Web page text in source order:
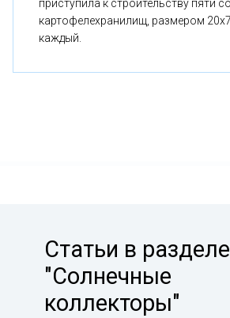
приступила к строительству пяти
картофелехранилищ, размером
каждый.
Статьи в разделе
"Солнечные
коллекторы"